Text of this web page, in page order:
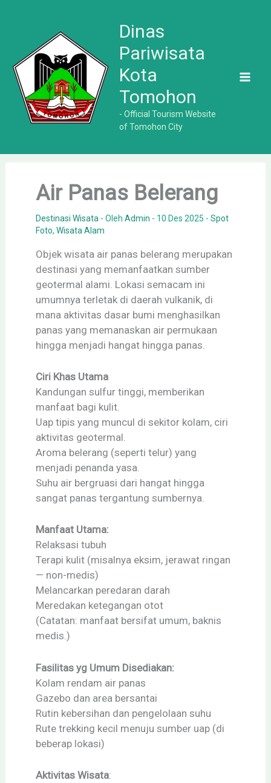
Dinas
Pariwisata
Kota
Tomohon
- Official Tourism Website
of Tomohon City
Air Panas Belerang
Destinasi Wisata - OlehAdmin - 10 Des 2025 -Spot
Foto,Wisata Alam
Objek wisata air panas belerang merupakan
destinasi yang memanfaatkan sumber
geotermal alami. Lokasi semacam ini
umumnya terletak di daerah vulkanik, di
mana aktivitas dasar bumi menghasilkan
panas yang memanaskan air permukaan
hingga menjadi hangat hingga panas.
Ciri Khas Utama
Kandungan sulfur tinggi, memberikan
manfaat bagi kulit.
Uap tipis yang muncul di sekitor kolam, ciri
aktivitas geotermal.
Aroma belerang (seperti telur) yang
menjadi penanda yasa.
Suhu air bergruasi dari hangat hingga
sangat panas tergantung sumbernya.
Manfaat Utama:
Relaksasi tubuh
Terapi kulit (misalnya eksim, jerawat ringan
— non-medis)
Melancarkan peredaran darah
Meredakan ketegangan otot
(Catatan: manfaat bersifat umum, baknis
medis.)
Fasilitas yg Umum Disediakan:
Kolam rendam air panas
Gazebo dan area bersantai
Rutin kebersihan dan pengelolaan suhu
Rute trekking kecil menuju sumber uap (di
beberap lokasi)
Aktivitas Wisata: